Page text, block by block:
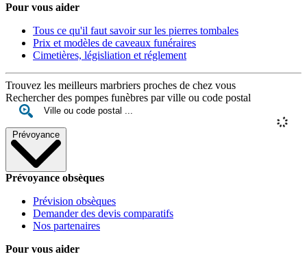
Pour vous aider
Tous ce qu'il faut savoir sur les pierres tombales
Prix et modèles de caveaux funéraires
Cimetières, législiation et réglement
Trouvez les meilleurs marbriers proches de chez vous
Rechercher des pompes funèbres par ville ou code postal
Prévoyance
Prévoyance obsèques
Prévision obsèques
Demander des devis comparatifs
Nos partenaires
Pour vous aider